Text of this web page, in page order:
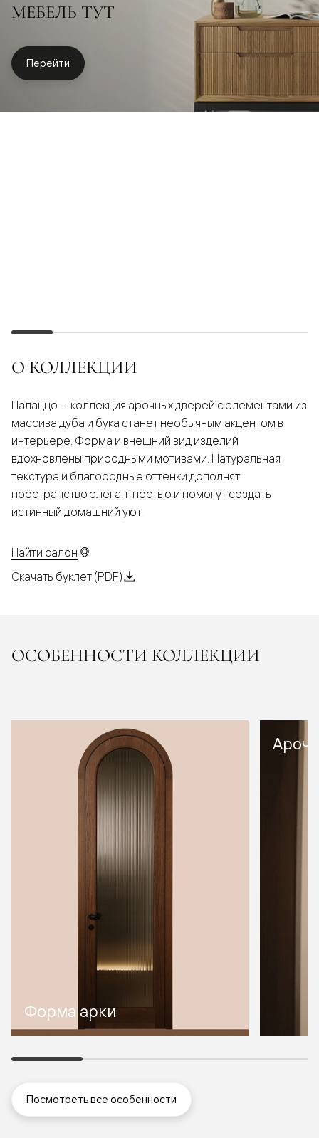
МЕБЕЛЬ ТУТ
Перейти
О КОЛЛЕКЦИИ
Палаццо — коллекция арочных дверей с элементами из
массива дуба и бука станет необычным акцентом в
интерьере. Форма и внешний вид изделий
вдохновлены природными мотивами. Натуральная
текстура и благородные оттенки дополнят
пространство элегантностью и помогут создать
истинный домашний уют.
Найти салон
Скачать буклет (PDF)
ОСОБЕННОСТИ КОЛЛЕКЦИИ
Форма арки
Посмотреть все особенности